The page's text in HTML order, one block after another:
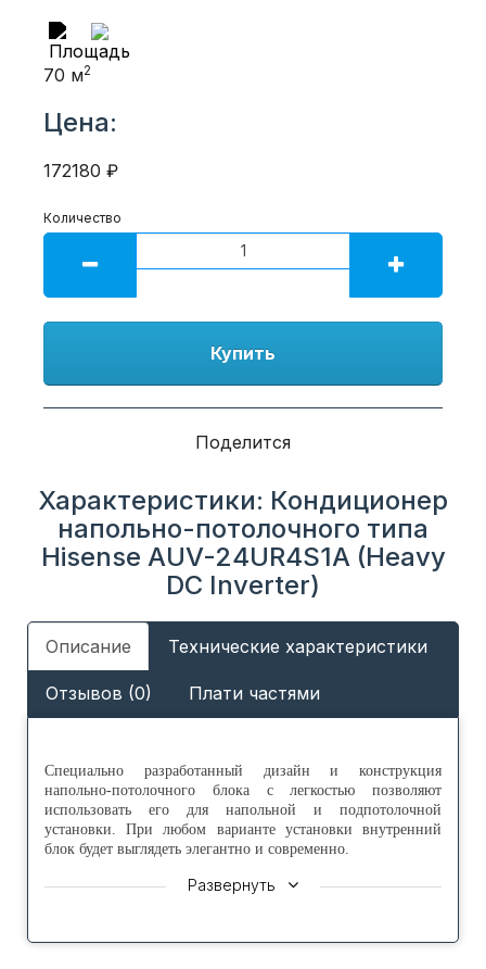
70 м2
Цена:
172180 ₽
Количество
Купить
Поделится
Характеристики: Кондиционер
напольно-потолочного типа
Hisense AUV-24UR4S1A (Heavy
DC Inverter)
Описание Технические характеристики
Отзывов (0) Плати частями
Специально разработанный дизайн и конструкция
напольно-потолочного блока с легкостью позволяют
использовать его для напольной и подпотолочной
установки. При любом варианте установки внутренний
блок будет выглядеть элегантно и современно.
Монолитный дренажный поддон оптимизированной
формы исключает протекание в любом положении. Более
Развернуть